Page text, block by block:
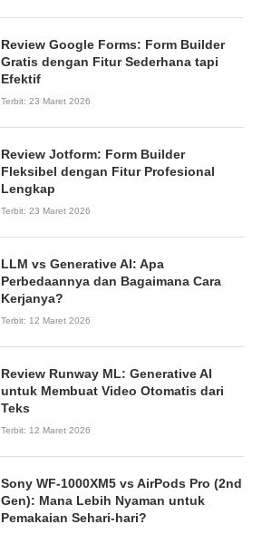
Review Google Forms: Form Builder
Gratis dengan Fitur Sederhana tapi
Efektif
Terbit: 23 Maret 2026
Review Jotform: Form Builder
Fleksibel dengan Fitur Profesional
Lengkap
Terbit: 23 Maret 2026
LLM vs Generative AI: Apa
Perbedaannya dan Bagaimana Cara
Kerjanya?
Terbit: 12 Maret 2026
Review Runway ML: Generative AI
untuk Membuat Video Otomatis dari
Teks
Terbit: 12 Maret 2026
Sony WF-1000XM5 vs AirPods Pro (2nd
Gen): Mana Lebih Nyaman untuk
Pemakaian Sehari-hari?